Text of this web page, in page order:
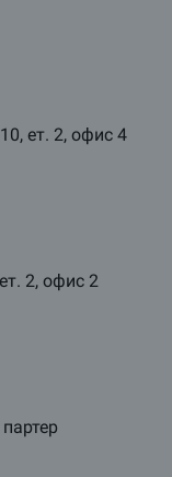
ет. 2, офис 4
2, офис 2